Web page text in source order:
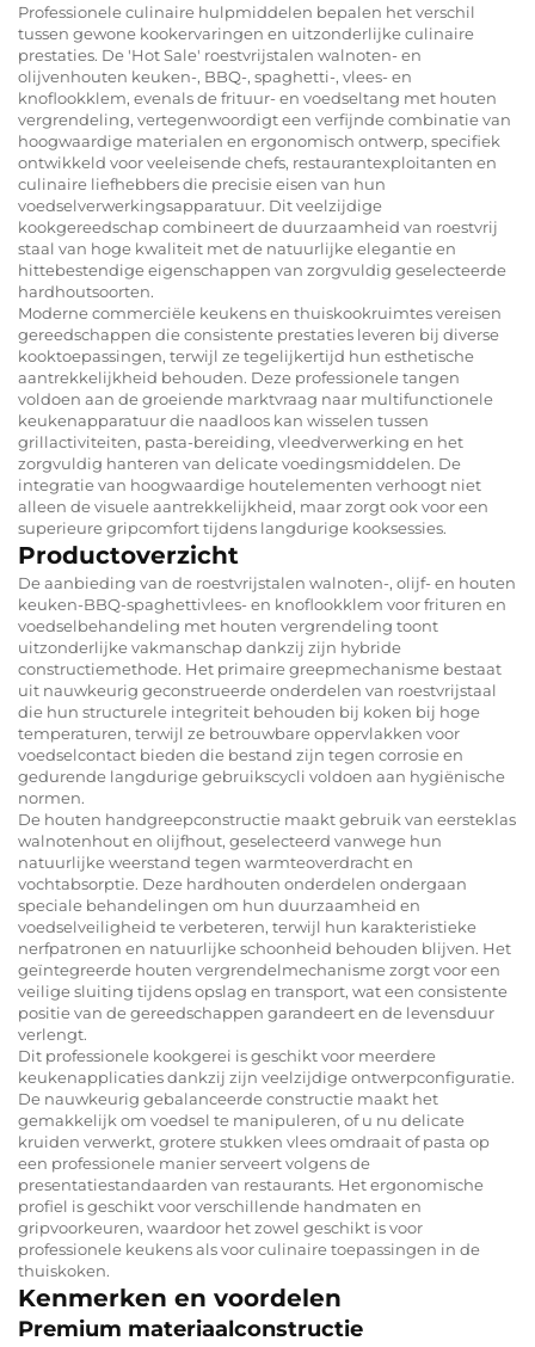
Professionele culinaire hulpmiddelen bepalen het verschil
tussen gewone kookervaringen en uitzonderlijke culinaire
prestaties. De 'Hot Sale' roestvrijstalen walnoten- en
olijvenhouten keuken-, BBQ-, spaghetti-, vlees- en
knoflookklem, evenals de frituur- en voedseltang met houten
vergrendeling, vertegenwoordigt een verfijnde combinatie van
hoogwaardige materialen en ergonomisch ontwerp, specifiek
ontwikkeld voor veeleisende chefs, restaurantexploitanten en
culinaire liefhebbers die precisie eisen van hun
voedselverwerkingsapparatuur. Dit veelzijdige
kookgereedschap combineert de duurzaamheid van roestvrij
staal van hoge kwaliteit met de natuurlijke elegantie en
hittebestendige eigenschappen van zorgvuldig geselecteerde
hardhoutsoorten.
Moderne commerciële keukens en thuiskookruimtes vereisen
gereedschappen die consistente prestaties leveren bij diverse
kooktoepassingen, terwijl ze tegelijkertijd hun esthetische
aantrekkelijkheid behouden. Deze professionele tangen
voldoen aan de groeiende marktvraag naar multifunctionele
keukenapparatuur die naadloos kan wisselen tussen
grillactiviteiten, pasta-bereiding, vleedverwerking en het
zorgvuldig hanteren van delicate voedingsmiddelen. De
integratie van hoogwaardige houtelementen verhoogt niet
alleen de visuele aantrekkelijkheid, maar zorgt ook voor een
superieure gripcomfort tijdens langdurige kooksessies.
Productoverzicht
De aanbieding van de roestvrijstalen walnoten-, olijf- en houten
keuken-BBQ-spaghettivlees- en knoflookklem voor frituren en
voedselbehandeling met houten vergrendeling toont
uitzonderlijke vakmanschap dankzij zijn hybride
constructiemethode. Het primaire greepmechanisme bestaat
uit nauwkeurig geconstrueerde onderdelen van roestvrijstaal
die hun structurele integriteit behouden bij koken bij hoge
temperaturen, terwijl ze betrouwbare oppervlakken voor
voedselcontact bieden die bestand zijn tegen corrosie en
gedurende langdurige gebruikscycli voldoen aan hygiënische
normen.
De houten handgreepconstructie maakt gebruik van eersteklas
walnotenhout en olijfhout, geselecteerd vanwege hun
natuurlijke weerstand tegen warmteoverdracht en
vochtabsorptie. Deze hardhouten onderdelen ondergaan
speciale behandelingen om hun duurzaamheid en
voedselveiligheid te verbeteren, terwijl hun karakteristieke
nerfpatronen en natuurlijke schoonheid behouden blijven. Het
geïntegreerde houten vergrendelmechanisme zorgt voor een
veilige sluiting tijdens opslag en transport, wat een consistente
positie van de gereedschappen garandeert en de levensduur
verlengt.
Dit professionele kookgerei is geschikt voor meerdere
keukenapplicaties dankzij zijn veelzijdige ontwerpconfiguratie.
De nauwkeurig gebalanceerde constructie maakt het
gemakkelijk om voedsel te manipuleren, of u nu delicate
kruiden verwerkt, grotere stukken vlees omdraait of pasta op
een professionele manier serveert volgens de
presentatiestandaarden van restaurants. Het ergonomische
profiel is geschikt voor verschillende handmaten en
gripvoorkeuren, waardoor het zowel geschikt is voor
professionele keukens als voor culinaire toepassingen in de
thuiskoken.
Kenmerken en voordelen
Premium materiaalconstructie